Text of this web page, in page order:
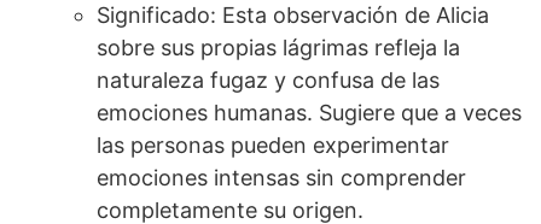
Significado: Esta observación de Alicia
sobre sus propias lágrimas refleja la
naturaleza fugaz y confusa de las
emociones humanas. Sugiere que a veces
las personas pueden experimentar
emociones intensas sin comprender
completamente su origen.